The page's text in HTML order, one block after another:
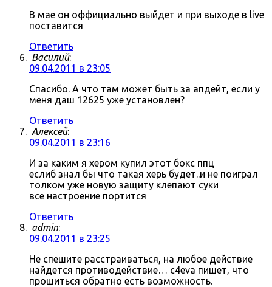
В мае он оффициально выйдет и при выходе в live
поставится
Ответить
Василий:
09.04.2011 в 23:05
Спасибо. А что там может быть за апдейт, если у
меня даш 12625 уже установлен?
Ответить
Алексей:
09.04.2011 в 23:16
И за каким я хером купил этот бокс ппц
еслиб знал бы что такая херь будет..и не поиграл
толком уже новую защиту клепают суки
все настроение портится
Ответить
admin:
09.04.2011 в 23:25
Не спешите расстраиваться, на любое действие
найдется противодействие… c4eva пишет, что
прошиться обратно есть возможность.